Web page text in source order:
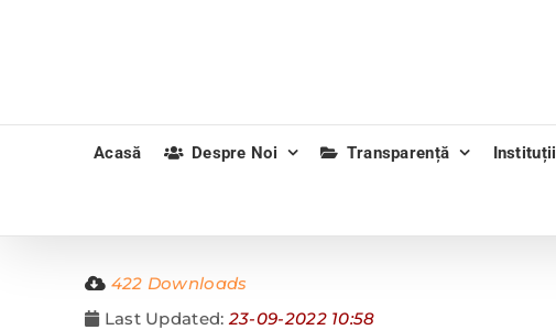
Acasă Despre Noi Transparență Instituții
422 Downloads
Last Updated:23-09-2022 10:58